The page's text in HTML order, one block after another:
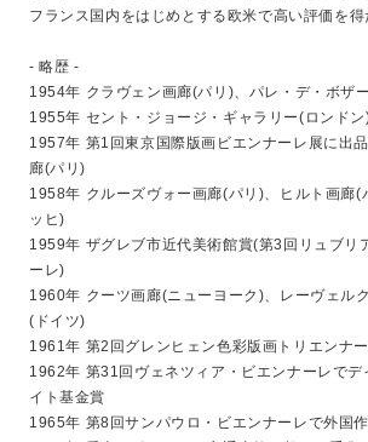
フランス国内をはじめとする欧米で高い評価を得
- 略歴 -
1954年 クラヴェン画廊(パリ)、パレ・デ・ボザ
1955年 セント・ジョージ・ギャラリー(ロンドン
1957年 第1回東京国際版画ビエンナーレ展に出
廊(パリ)
1958年 クルーズヴォー画廊(パリ)、ヒルト画廊(
ッヒ)
1959年 ザグレブ市近代美術館賞(第3回リュブリ
ーレ)
1960年 クーツ画廊(ニューヨーク)、レーヴェル
(ドイツ)
1961年 第2回グレンヒェン色彩版画トリエンナ
1962年 第31回ヴェネツィア・ビエンナーレでデ
イト基金賞
1965年 第8回サンパウロ・ビエンナーレで外国